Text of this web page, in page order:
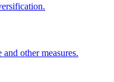
other measures.